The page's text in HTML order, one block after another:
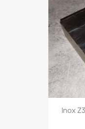
Inox